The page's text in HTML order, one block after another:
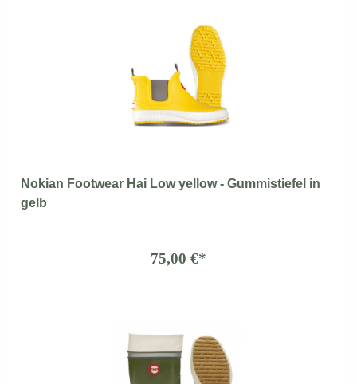
Nokian Footwear Hai Low yellow - Gummistiefel in
gelb
75,00 €*